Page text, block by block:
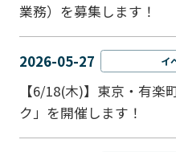
業務）を募集します！
2026-05-27 イ
【6/18(木)】東京・有楽
ク」を開催します！